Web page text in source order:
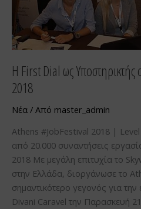
Η First Dial ως
2018
Νέα / Από master_admin
Athens #JobFestival 2018 |
από 20.000 συναντήσεις
2018 Με μεγάλη επιτυχία το
στην Ελλάδα, διοργάνωσε το
σημαντικότερο γεγονός για
Divani Caravel την Παρασκευή